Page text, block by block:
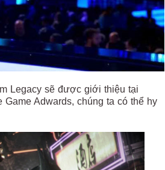
Legacy sẽ được giới thiệu tại
Adwards, chúng ta có thể hy